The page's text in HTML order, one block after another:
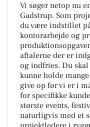
Vi søger netop nu
Gadstrup. Som
du være indstillet
kontorarbejde og
aftalerne der er
og indfries. Du
kunne holde
give op før vi er i
for specifikke
største events,
naturligvis med et